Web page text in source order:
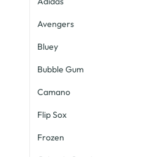
Avengers
Bluey
Bubble Gum
Camano
Flip Sox
Frozen